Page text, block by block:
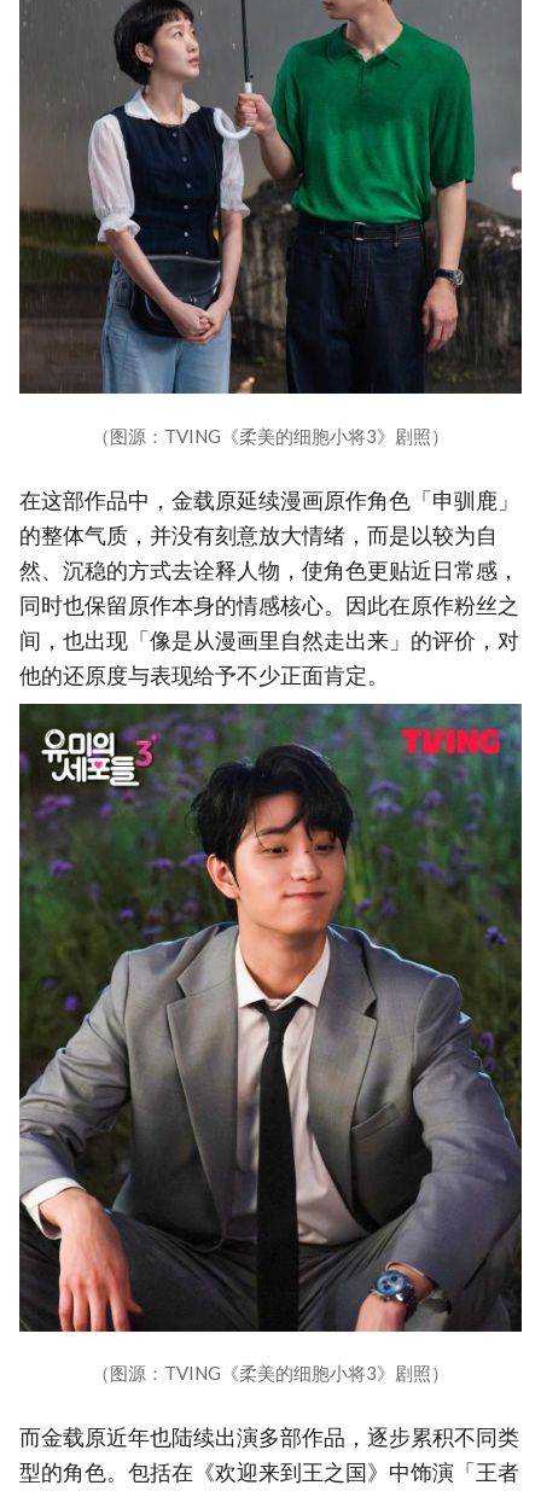
（图源：TVING《柔美的细胞小将3》剧照）
在这部作品中，金载原延续漫画原作角色「申驯鹿」
的整体气质，并没有刻意放大情绪，而是以较为自
然、沉稳的方式去诠释人物，使角色更贴近日常感，
同时也保留原作本身的情感核心。因此在原作粉丝之
间，也出现「像是从漫画里自然走出来」的评价，对
他的还原度与表现给予不少正面肯定。
（图源：TVING《柔美的细胞小将3》剧照）
而金载原近年也陆续出演多部作品，逐步累积不同类
型的角色。包括在《欢迎来到王之国》中饰演「王者